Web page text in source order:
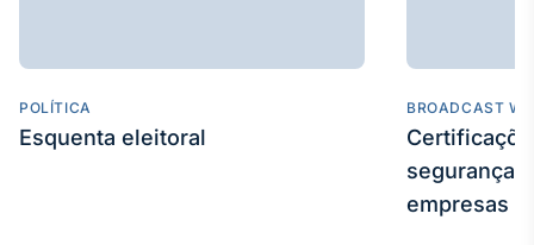
POLÍTICA
Esquenta eleitoral
BROADCAST
segurança
empresas